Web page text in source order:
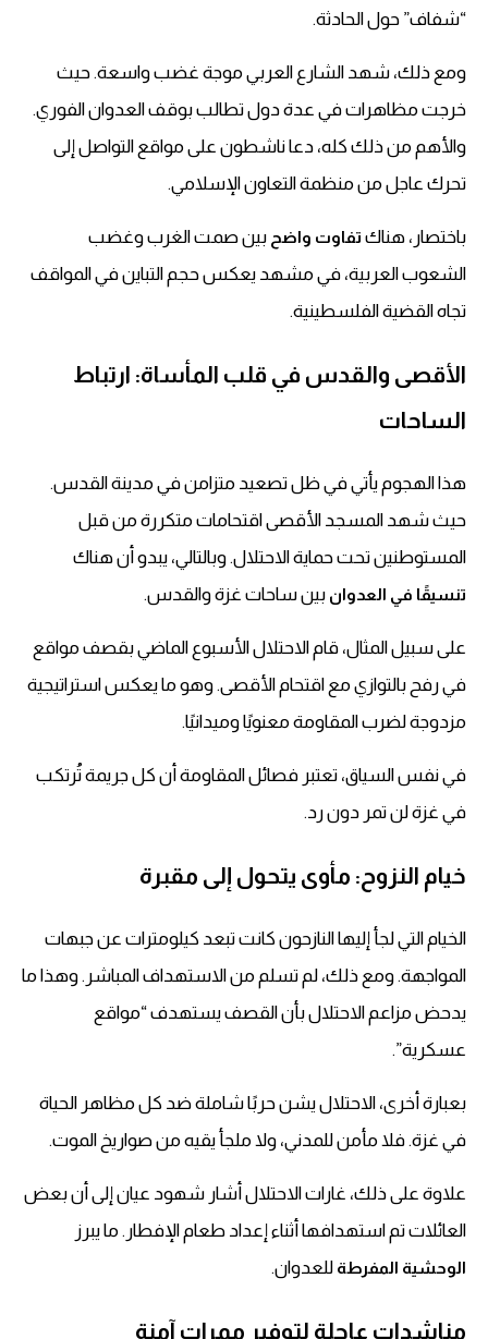
“شفاف” حول الحادثة.
ومع ذلك، شهد الشارع العربي موجة غضب واسعة. حيث
خرجت مظاهرات في عدة دول تطالب بوقف العدوان الفوري.
والأهم من ذلك كله، دعا ناشطون على مواقع التواصل إلى
تحرك عاجل من منظمة التعاون الإسلامي.
باختصار، هناك تفاوت واضح بين صمت الغرب وغضب
الشعوب العربية، في مشهد يعكس حجم التباين في المواقف
تجاه القضية الفلسطينية.
الأقصى والقدس في قلب المأساة: ارتباط
الساحات
هذا الهجوم يأتي في ظل تصعيد متزامن في مدينة القدس.
حيث شهد المسجد الأقصى اقتحامات متكررة من قبل
المستوطنين تحت حماية الاحتلال. وبالتالي، يبدو أن هناك
تنسيقًا في العدوان بين ساحات غزة والقدس.
على سبيل المثال، قام الاحتلال الأسبوع الماضي بقصف مواقع
في رفح بالتوازي مع اقتحام الأقصى. وهو ما يعكس استراتيجية
مزدوجة لضرب المقاومة معنويًا وميدانيًا.
في نفس السياق، تعتبر فصائل المقاومة أن كل جريمة تُرتكب
في غزة لن تمر دون رد.
خيام النزوح: مأوى يتحول إلى مقبرة
الخيام التي لجأ إليها النازحون كانت تبعد كيلومترات عن جبهات
المواجهة. ومع ذلك، لم تسلم من الاستهداف المباشر. وهذا ما
يدحض مزاعم الاحتلال بأن القصف يستهدف “مواقع
عسكرية”.
بعبارة أخرى، الاحتلال يشن حربًا شاملة ضد كل مظاهر الحياة
في غزة. فلا مأمن للمدني، ولا ملجأ يقيه من صواريخ الموت.
علاوة على ذلك، غارات الاحتلال أشار شهود عيان إلى أن بعض
العائلات تم استهدافها أثناء إعداد طعام الإفطار. ما يبرز
الوحشية المفرطة للعدوان.
مناشدات عاجلة لتوفير ممرات آمنة